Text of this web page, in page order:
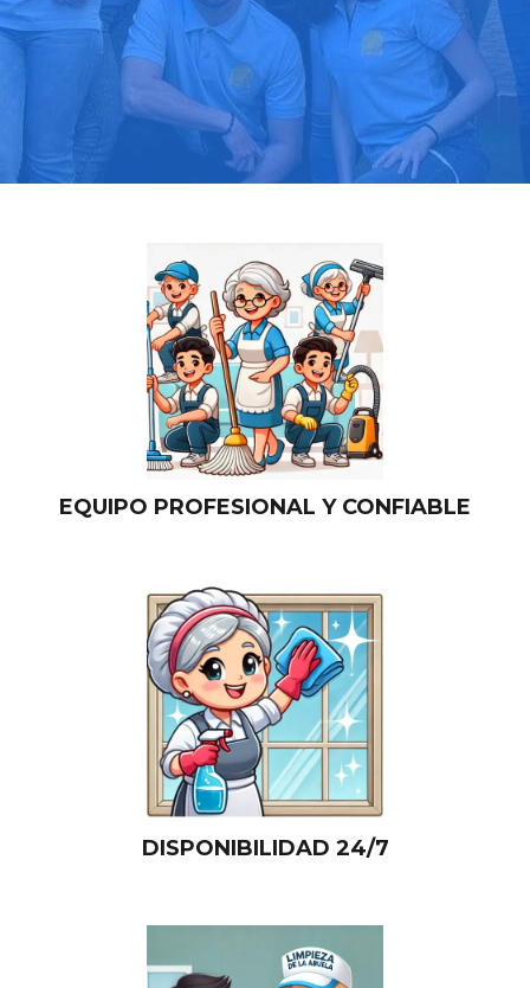
Llama hoy: 919 03 52 24
Más de 1000 clientes confían en nosotros
⭐⭐⭐⭐⭐
EQUIPO PROFESIONAL Y CONFIABLE
DISPONIBILIDAD 24/7